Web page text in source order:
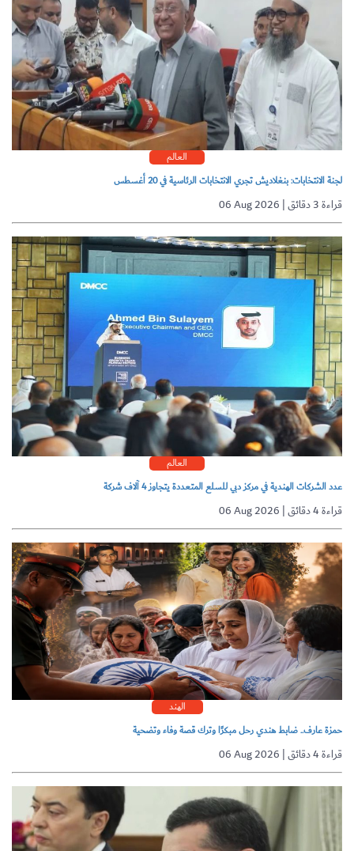
العالم
لجنة الانتخابات: بنغلاديش تجري الانتخابات الرئاسية في 20 أغسطس
06 Aug 2026 | قراءة 3 دقائق
العالم
عدد الشركات الهندية في مركز دبي للسلع المتعددة يتجاوز 4 آلاف شركة
06 Aug 2026 | قراءة 4 دقائق
الهند
حمزة عارف.. ضابط هندي رحل مبكرًا وترك قصة وفاء وتضحية
06 Aug 2026 | قراءة 4 دقائق